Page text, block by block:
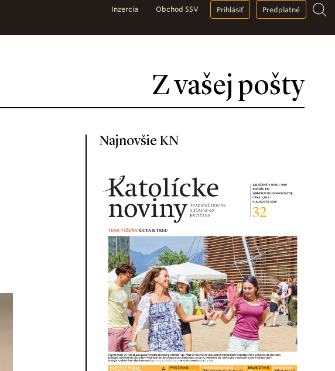
Z vašej pošty
Inzercia Obchod SSV Prihlásiť Predplatné
Najnovšie KN